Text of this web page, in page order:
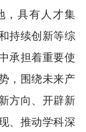
，具有人才集
持续创新等综
承担着重要使
，围绕未来产
方向、开辟新
、推动学科深